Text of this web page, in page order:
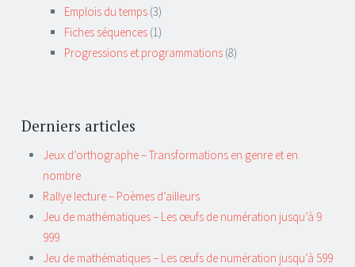
Emplois du temps (3)
Fiches séquences (1)
Progressions et programmations (8)
Derniers articles
Jeux d’orthographe – Transformations en genre et en
nombre
Rallye lecture – Poèmes d’ailleurs
Jeu de mathématiques – Les œufs de numération jusqu’à 9
999
Jeu de mathématiques – Les œufs de numération jusqu’à 599